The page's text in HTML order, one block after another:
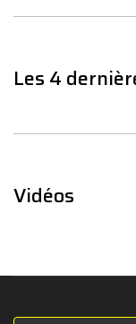
Les 4
Vidéos